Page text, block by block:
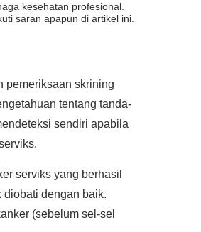
kesehatan profesional.
saran apapun di artikel ini.
pemeriksaan skrining
tentang tanda-
sendiri apabila
serviks yang berhasil
dengan baik.
(sebelum sel-sel